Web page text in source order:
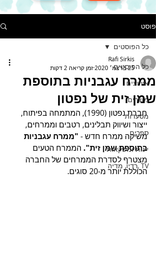
פוסט
כל הפוסטים
אירועים
מוצרים
מסעדות
ספרים
יינות ומשקאות
TV ,רדיו, מדיה
כל הפוסטים
ממרח עגבניות בתוספת
שמן זית של נפטון
Rafi Sirkis
25 בדצמ׳ 2020
זמן קריאה 2 דקות
חברת נפטון (1990), המתמחה בפיתוח,
ייצור ושיווק תבלינים, רטבים וממרחים,
משיקה ממרח חדש - "ממרח עגבניות
בתוספת שמן זית". הממרח הטעים
מצטרף לסדרת הממרחים של החברה
הכוללת יותר מ-20 סוגים.